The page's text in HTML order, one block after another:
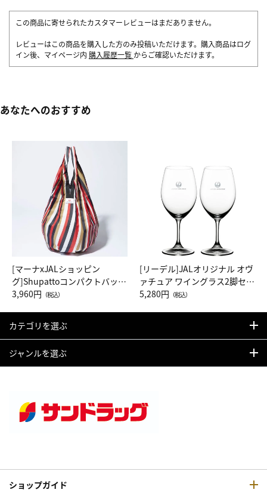
この商品に寄せられたカスタマーレビューはまだありません。
レビューはこの商品を購入した方のみ投稿いただけます。購入商品はログ
イン後、マイページ内 購入履歴一覧 からご確認いただけます。
あなたへのおすすめ
[マーナxJALショッピン
グ]Shupattoコンパクトバッグ
Drop JAL客室乗務員（LC）ス
3,960円 （税込）
[リーデル]JALオリジナル オヴ
ァチュア ワイングラス2脚セッ
ト（レッドワイン）
5,280円 （税込）
カテゴリを選ぶ
ジャンルを選ぶ
ショップガイド